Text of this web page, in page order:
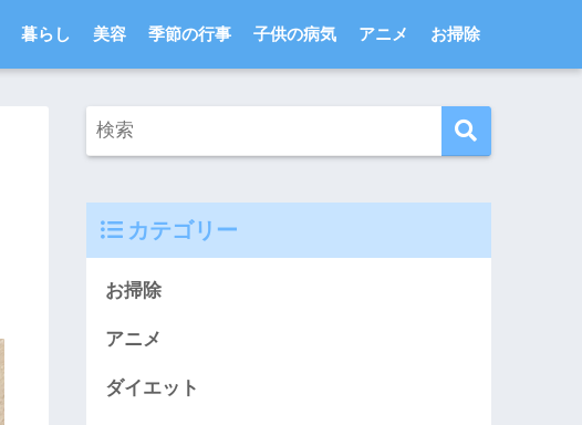
暮らし 美容 季節の行事 子供の病気 アニメ お掃除
カテゴリー
お掃除
アニメ
ダイエット